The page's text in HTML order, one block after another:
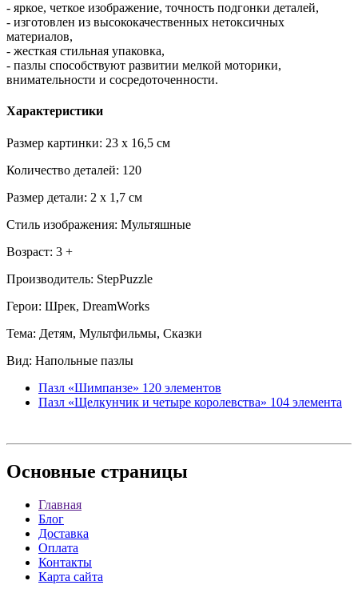
- яркое, четкое изображение, точность подгонки деталей,
- изготовлен из высококачественных нетоксичных
материалов,
- жесткая стильная упаковка,
- пазлы способствуют развитии мелкой моторики,
внимательности и сосредоточенности.
Характеристики
Размер картинки: 23 x 16,5 см
Количество деталей: 120
Размер детали: 2 x 1,7 см
Стиль изображения: Мультяшные
Возраст: 3 +
Производитель: StepPuzzle
Герои: Шрек, DreamWorks
Тема: Детям, Мультфильмы, Сказки
Вид: Напольные пазлы
Пазл «Шимпанзе» 120 элементов
Пазл «Щелкунчик и четыре королевства» 104 элемента
Основные страницы
Главная
Блог
Доставка
Оплата
Контакты
Карта сайта